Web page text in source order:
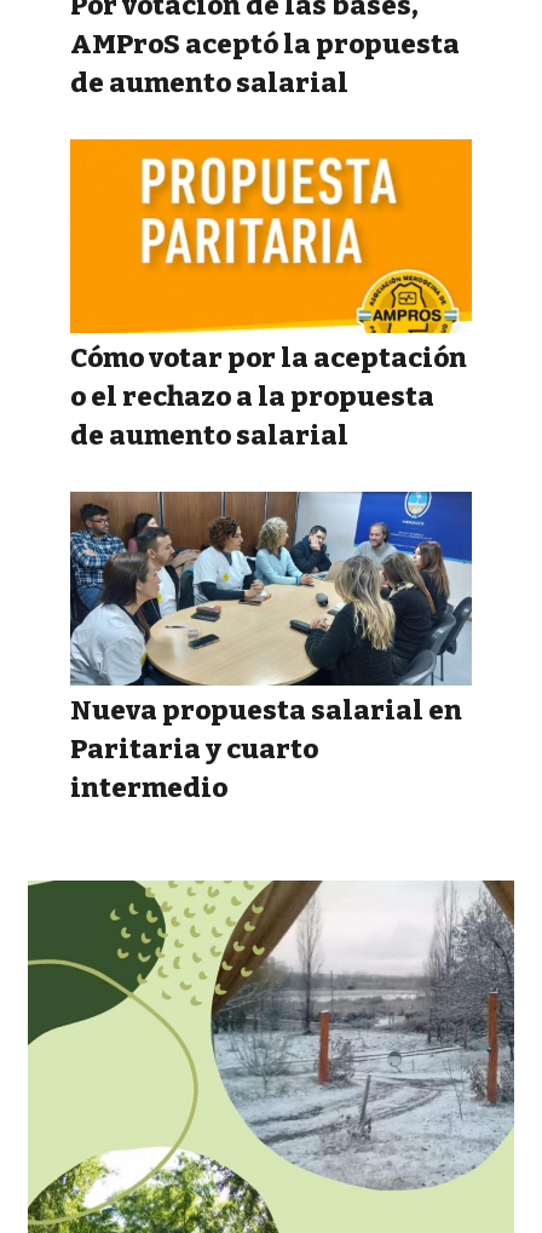
AMProS aceptó la propuesta
de aumento salarial
Cómo votar por la aceptación
o el rechazo a la propuesta
de aumento salarial
Nueva propuesta salarial en
Paritaria y cuarto
intermedio